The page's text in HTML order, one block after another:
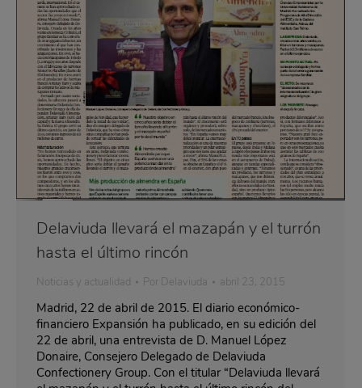
Delaviuda llevará el mazapán y el turrón
hasta el último rincón
Noticias y actualidad Por Delaviuda abril 23, 2015
Madrid, 22 de abril de 2015. El diario económico-
financiero Expansión ha publicado, en su edición del
22 de abril, una entrevista de D. Manuel López
Donaire, Consejero Delegado de Delaviuda
Confectionery Group. Con el titular “Delaviuda llevará